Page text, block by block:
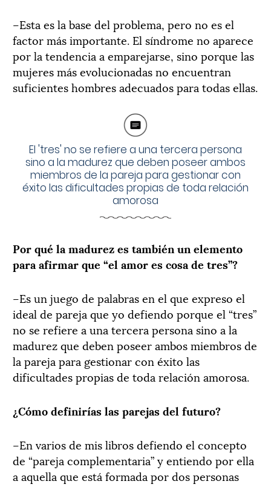
–Esta es la base del problema, pero no es el
factor más importante. El síndrome no aparece
por la tendencia a emparejarse, sino porque las
mujeres más evolucionadas no encuentran
suficientes hombres adecuados para todas ellas.
El 'tres' no se refiere a una tercera persona
sino a la madurez que deben poseer ambos
miembros de la pareja para gestionar con
éxito las dificultades propias de toda relación
amorosa
Por qué la madurez es también un elemento
para afirmar que “el amor es cosa de tres”?
–Es un juego de palabras en el que expreso el
ideal de pareja que yo defiendo porque el “tres”
no se refiere a una tercera persona sino a la
madurez que deben poseer ambos miembros de
la pareja para gestionar con éxito las
dificultades propias de toda relación amorosa.
¿Cómo definirías las parejas del futuro?
–En varios de mis libros defiendo el concepto
de “pareja complementaria” y entiendo por ella
a aquella que está formada por dos personas